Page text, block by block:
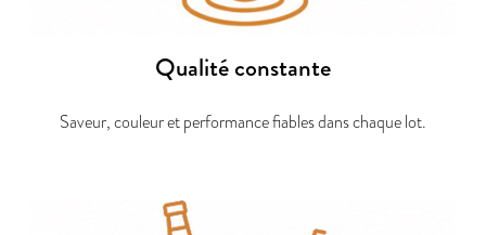
Qualité constante
Saveur, couleur et performance fiables dans chaque lot.